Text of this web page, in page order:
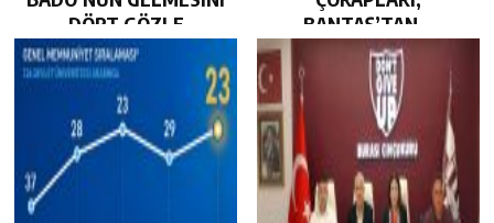
DÖRT GÖZLE
BEKLİYOR…
BANTAŞ’TAN…